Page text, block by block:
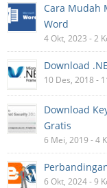
Cara Mudah
Word
4 Okt, 2023 - 2
Download
10 Des, 2018 -
Download
Gratis
6 Mei, 2019 - 4
6 Okt, 2024 - 9